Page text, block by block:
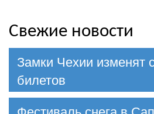
Свежие новости
Замки Чехии изменят
билетов